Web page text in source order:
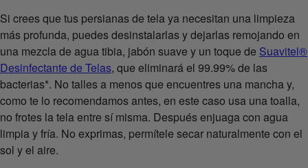
Si crees que tus persianas de tela ya necesitan una limpieza
más profunda, puedes desinstalarlas y dejarlas remojando en
una mezcla de agua tibia, jabón suave y un toque de Suavitel®
Desinfectante de Telas, que eliminará el 99.99% de las
bacterias*. No talles a menos que encuentres una mancha y,
como te lo recomendamos antes, en este caso usa una toalla,
no frotes la tela entre sí misma. Después enjuaga con agua
limpia y fría. No exprimas, permítele secar naturalmente con el
sol y el aire.